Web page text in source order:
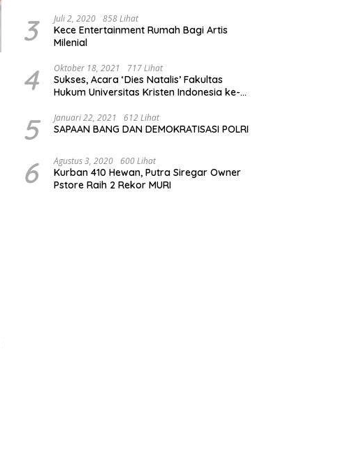
3 Juli 2, 2020 858 Lihat
Kece Entertainment Rumah Bagi Artis
Milenial
4 Oktober 18, 2021 717 Lihat
Sukses, Acara ‘Dies Natalis’ Fakultas
Hukum Universitas Kristen Indonesia ke-
5 Januari 22, 2021 612 Lihat
SAPAAN BANG DAN DEMOKRATISASI POLRI
6 Agustus 3, 2020 600 Lihat
Kurban 410 Hewan, Putra Siregar Owner
Pstore Raih 2 Rekor MURI